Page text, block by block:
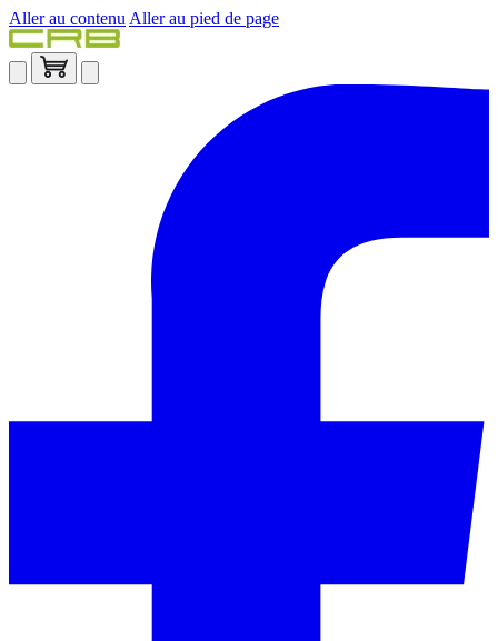
Aller au contenu Aller au pied de page